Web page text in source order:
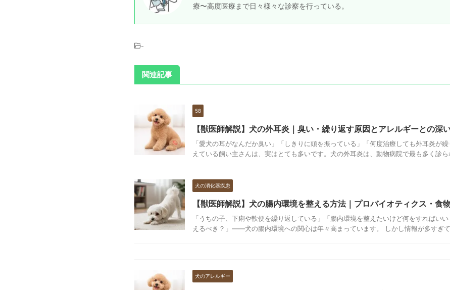
療〜高度医療まで日々様々な診察を行っている。
-
関連記事
58
【獣医師解説】犬の外耳炎｜臭い・繰り返す原因とアレルギーとの深
「愛犬の耳がなんだか臭い」「しきりに頭を振っている」「何度治療しても外耳炎
えている飼い主さんは、実はとても多いです。犬の外耳炎は、動物病院で最も多く診
犬の消化器疾患
【獣医師解説】犬の腸内環境を整える方法｜プロバイオティクス・食
「うちの子、下痢や軟便を繰り返している」「腸内環境を整えたいけど何をすればい
えるべき？」——犬の腸内環境への関心は年々高まっています。 しかし情報が多すぎ
犬のアレルギー